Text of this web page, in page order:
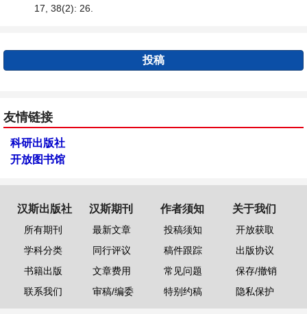
17, 38(2): 26.
投稿
友情链接
科研出版社
开放图书馆
汉斯出版社
所有期刊
学科分类
书籍出版
联系我们
汉斯期刊
最新文章
同行评议
文章费用
审稿/编委
作者须知
投稿须知
稿件跟踪
常见问题
特别约稿
关于我们
开放获取
出版协议
保存/撤销
隐私保护